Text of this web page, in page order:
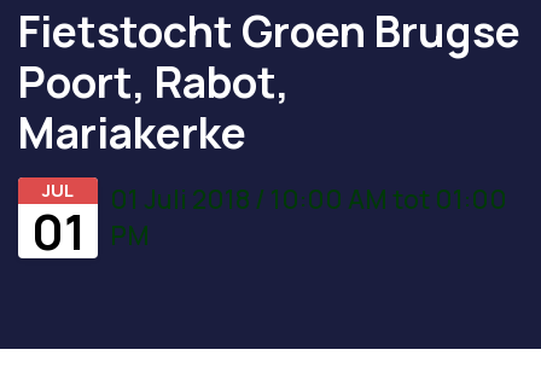
Fietstocht Groen Brugse
Poort, Rabot,
Mariakerke
JUL
01
01 Juli 2018 / 10:00 AM tot 01:00
PM